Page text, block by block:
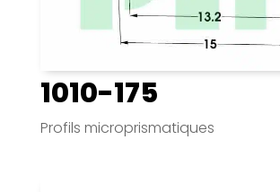
1010-175
Profils microprismatiques